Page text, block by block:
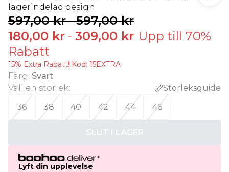
lagerindelad design
597,00 kr-597,00 kr
180,00 kr - 309,00 kr Upp till 70%
Rabatt
15% Extra Rabatt! Kod: 15EXTRA
Färg: Svart
Välj en storlek:
Storleksguide
36
38 40 42 44 46
SLUT I LAGER
Lyft din upplevelse